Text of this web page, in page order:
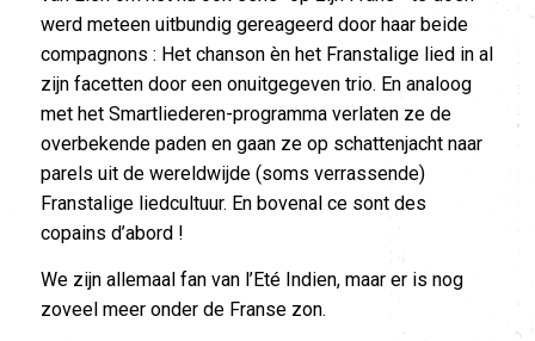
werd meteen uitbundig gereageerd door haar beide
compagnons : Het chanson èn het Franstalige lied in al
zijn facetten door een onuitgegeven trio. En analoog
met het Smartliederen-programma verlaten ze de
overbekende paden en gaan ze op schattenjacht naar
parels uit de wereldwijde (soms verrassende)
Franstalige liedcultuur. En bovenal ce sont des
copains d’abord !
We zijn allemaal fan van l’Eté Indien, maar er is nog
zoveel meer onder de Franse zon.